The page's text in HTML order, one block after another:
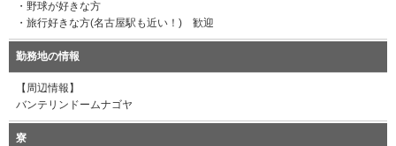
・野球が好きな方
・旅行好きな方(名古屋駅も近い！) 歓迎
勤務地の情報
【周辺情報】
バンテリンドームナゴヤ
寮